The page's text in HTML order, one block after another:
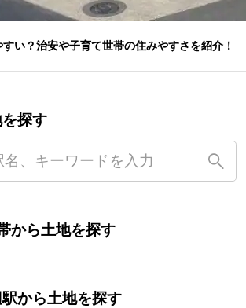
い？治安や子育て世帯の住みやすさを紹介！
探す
から土地を探す
から土地を探す